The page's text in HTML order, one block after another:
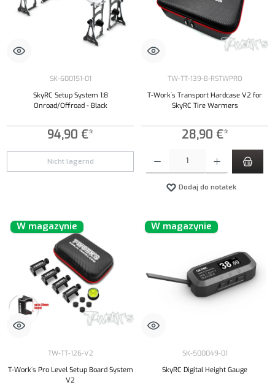
SK-600151-01
SkyRC Setup System 1:8
Onroad/Offroad - Black
94,90 €*
Nicht lagernd
TW-TT-139-B-RSTWPRO
T-Work`s Transport Hardcase V2 for
SkyRC Tire Warmers
28,90 €*
Dodaj do notatek
W magazynie
TW-TT-126-V2
T-Work´s Pro Level Setup Board System
V2
W magazynie
SK-500049-01
SkyRC Digital Height Gauge